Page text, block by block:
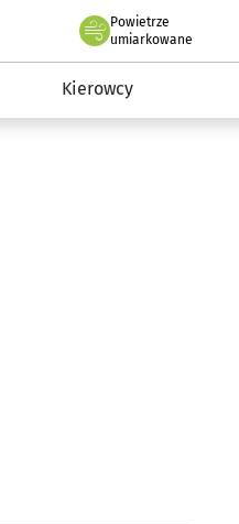
Powietrze
we Wrocławiu
umiarkowane
Kierowcy